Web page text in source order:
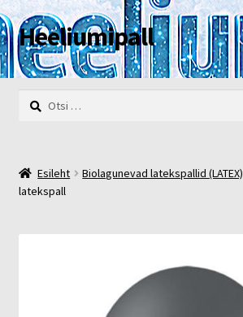
Liigu
navigeerimisele
Liigu
sisu
juurde
Heeliumipall
Esileht
Kontakt
Otsi:
Esileht Biolagunevad latekspallid (LATEX)
latekspall